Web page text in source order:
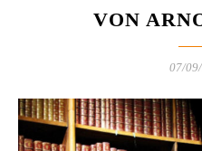
VON
07/